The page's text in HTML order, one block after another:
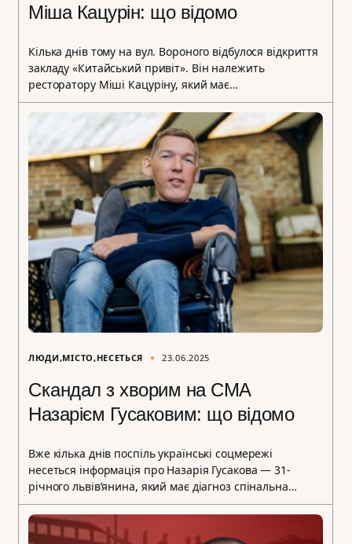
Міша Кацурін: що відомо
Кілька днів тому на вул. Вороного відбулося відкриття
закладу «Китайський привіт». Він належить
ресторатору Міші Кацуріну, який має…
ЛЮДИ МІСТО НЕСЕТЬСЯ 23.06.2025
Скандал з хворим на СМА
Назарієм Гусаковим: що відомо
Вже кілька днів поспіль українські соцмережі
несеться інформація про Назарія Гусакова — 31-
річного львів’янина, який має діагноз спінальна…